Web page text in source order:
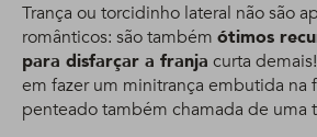
Trança ou torcidinho lateral não são
românticos: são também ótimos
para disfarçar a franja curta
em fazer um minitrança embutida na
penteado também chamada de uma